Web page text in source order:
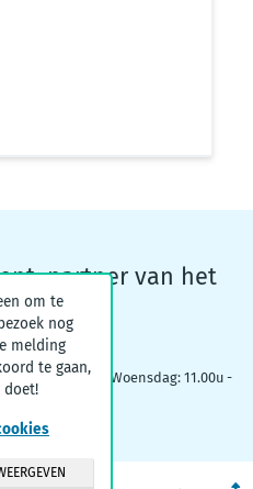
partner van het
- 19.00u | Woensdag: 11.00u -
om te
nog
melding
te gaan,
doet!